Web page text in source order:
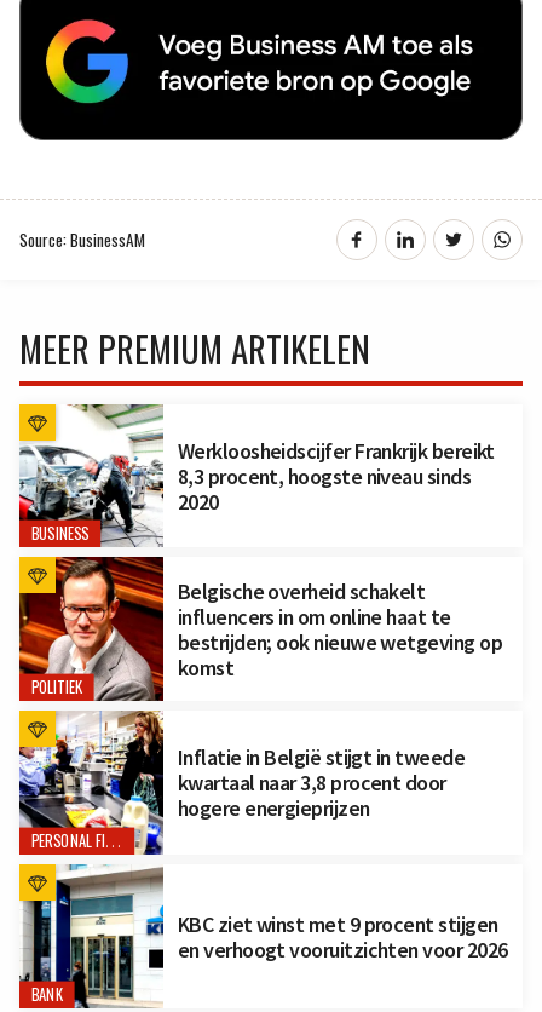
Source: BusinessAM
MEER PREMIUM ARTIKELEN
BUSINESS
Werkloosheidscijfer Frankrijk bereikt
8,3 procent, hoogste niveau sinds
2020
POLITIEK
Belgische overheid schakelt
influencers in om online haat te
bestrijden; ook nieuwe wetgeving op
komst
PERSONAL FINANCE
Inflatie in België stijgt in tweede
kwartaal naar 3,8 procent door
hogere energieprijzen
BANK
KBC ziet winst met 9 procent stijgen
en verhoogt vooruitzichten voor 2026